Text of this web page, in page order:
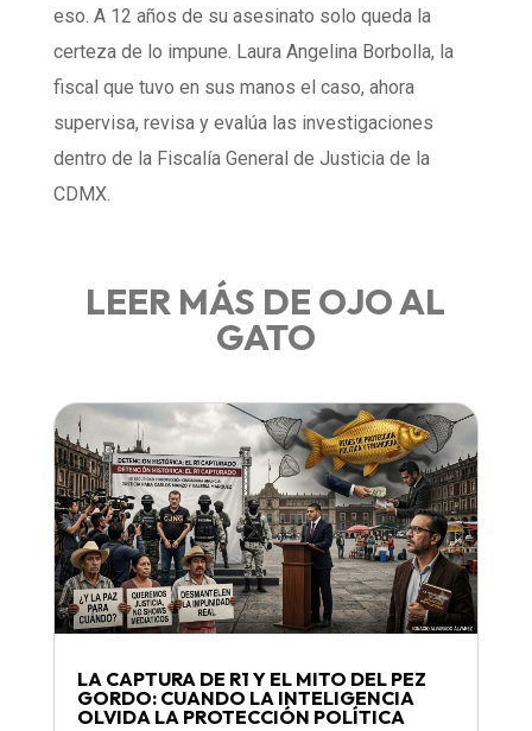
eso. A 12 años de su asesinato solo queda la
certeza de lo impune. Laura Angelina Borbolla, la
fiscal que tuvo en sus manos el caso, ahora
supervisa, revisa y evalúa las investigaciones
dentro de la Fiscalía General de Justicia de la
CDMX.
LEER MÁS DE OJO AL
GATO
LA CAPTURA DE R1 Y EL MITO DEL PEZ
GORDO: CUANDO LA INTELIGENCIA
OLVIDA LA PROTECCIÓN POLÍTICA